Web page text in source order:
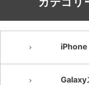
iPhone
Galaxy